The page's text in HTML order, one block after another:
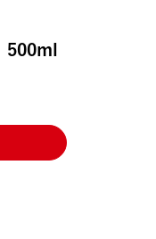
500ml